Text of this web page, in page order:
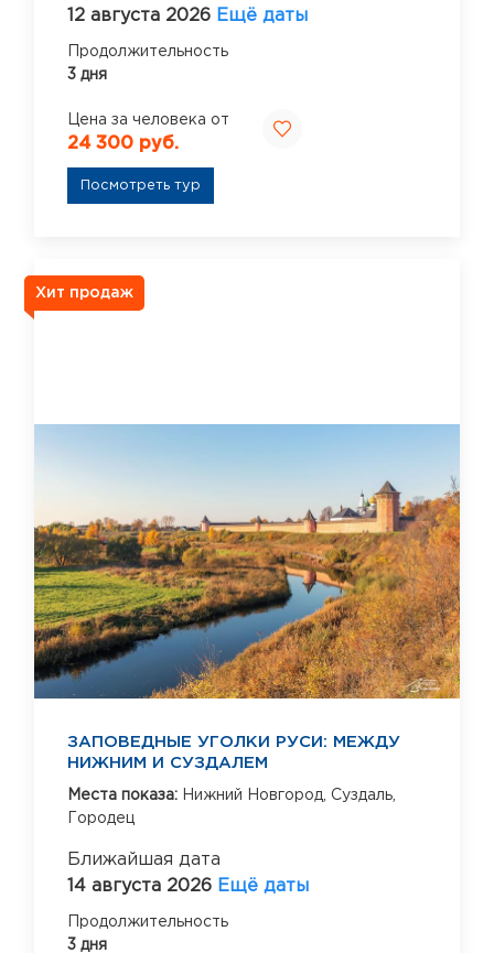
12 августа 2026 Ещё даты
Продолжительность
3 дня
Цена за человека от
24 300 руб.
Посмотреть тур
Хит продаж
ЗАПОВЕДНЫЕ УГОЛКИ РУСИ: МЕЖДУ
НИЖНИМ И СУЗДАЛЕМ
Места показа: Нижний Новгород, Суздаль,
Городец
Ближайшая дата
14 августа 2026 Ещё даты
Продолжительность
3 дня